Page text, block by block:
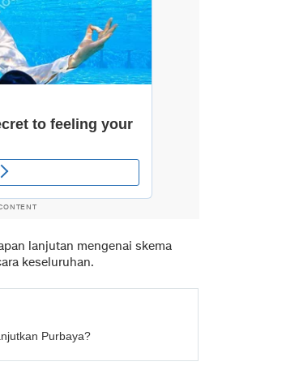
lanjutan mengenai skema
keseluruhan.
Purbaya?